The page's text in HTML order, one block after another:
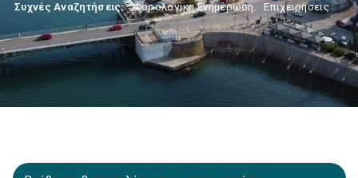
Συχνές Αναζητήσεις: Φορολογικη Ενημέρωση, Επιχειρήσεις